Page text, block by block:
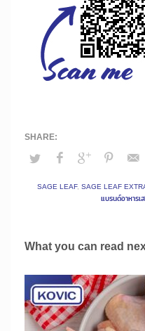
SAGE LEAF, SAGE LEAF
แบรนด์อาหารเ
What you can read